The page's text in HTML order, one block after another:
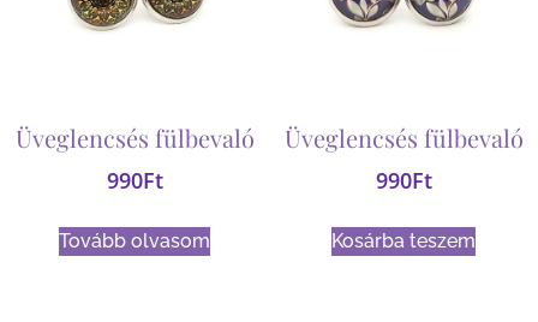
Üveglencsés fülbevaló
990Ft
Tovább olvasom
Üveglencsés fülbevaló
990Ft
Kosárba teszem